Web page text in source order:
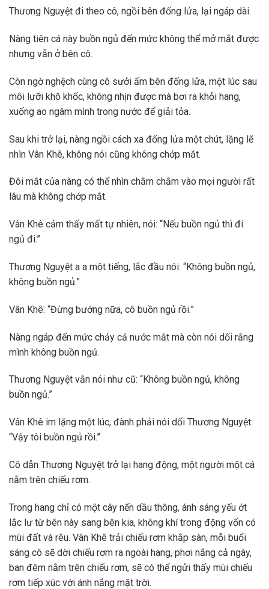
Thương Nguyệt đi theo cô, ngồi bên đống lửa, lại ngáp dài.
Nàng tiên cá này buồn ngủ đến mức không thể mở mắt được
nhưng vẫn ở bên cô.
Còn ngờ nghệch cùng cô sưởi ấm bên đống lửa, một lúc sau
môi lưỡi khô khốc, không nhịn được mà bơi ra khỏi hang,
xuống ao ngâm mình trong nước để giải tỏa.
Sau khi trở lại, nàng ngồi cách xa đống lửa một chút, lặng lẽ
nhìn Vân Khê, không nói cũng không chớp mắt.
Đôi mắt của nàng có thể nhìn chằm chằm vào mọi người rất
lâu mà không chớp mắt.
Vân Khê cảm thấy mất tự nhiên, nói: “Nếu buồn ngủ thì đi
ngủ đi.”
Thương Nguyệt a a một tiếng, lắc đầu nói: “Không buồn ngủ,
không buồn ngủ.”
Vân Khê: “Đừng bướng nữa, cô buồn ngủ rồi.”
Nàng ngáp đến mức chảy cả nước mắt mà còn nói dối rằng
mình không buồn ngủ.
Thương Nguyệt vẫn nói như cũ: “Không buồn ngủ, không
buồn ngủ.”
Vân Khê im lặng một lúc, đành phải nói dối Thương Nguyệt:
“Vậy tôi buồn ngủ rồi.”
Cô dẫn Thương Nguyệt trở lại hang động, một người một cá
nằm trên chiếu rơm.
Trong hang chỉ có một cây nến dầu thông, ánh sáng yếu ớt
lắc lư từ bên này sang bên kia, không khí trong động vốn có
mùi đất và rêu. Vân Khê trải chiếu rơm khắp sàn, mỗi buổi
sáng cô sẽ dời chiếu rơm ra ngoài hang, phơi nắng cả ngày,
ban đêm nằm trên chiếu rơm, sẽ có thể ngửi thấy mùi chiếu
rơm tiếp xúc với ánh nắng mặt trời.